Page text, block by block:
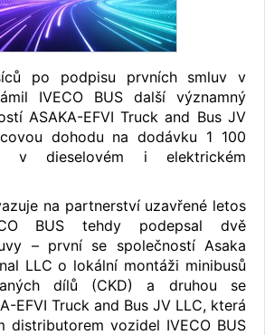
po podpisu prvních smluv v
IVECO BUS další významný
ASAKA-EFVI Truck and Bus JV
dohodu na dodávku 1 100
v dieselovém i elektrickém
na partnerství uzavřené letos
BUS tehdy podepsal dvě
– první se společností Asaka
LLC o lokální montáži minibusů
dílů (CKD) a druhou se
EFVI Truck and Bus JV LLC, která
distributorem vozidel IVECO BUS